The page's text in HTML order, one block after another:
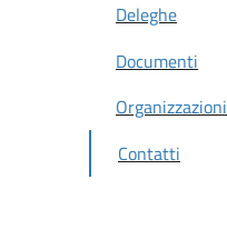
Deleghe
Documenti
Organizzazioni
Contatti